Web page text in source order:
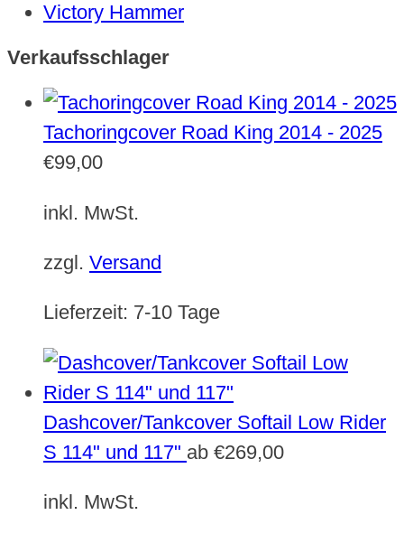
Victory Hammer
Verkaufsschlager
Tachoringcover Road King 2014 - 2025
€99,00
inkl. MwSt.
zzgl. Versand
Lieferzeit: 7-10 Tage
Dashcover/Tankcover Softail Low Rider
S 114" und 117" ab €269,00
inkl. MwSt.